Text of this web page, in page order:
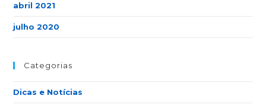
abril 2021
julho 2020
Categorias
Dicas e Notícias